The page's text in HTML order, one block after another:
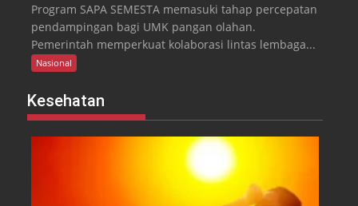
Program SAPA SEMESTA memasuki tahap percepatan
pendampingan bagi UMK pangan olahan.
Pemerintah memperkuat kolaborasi lintas lembaga...
Nasional
Kesehatan